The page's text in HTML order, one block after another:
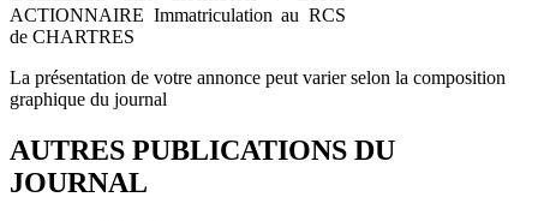
ACTIONNAIRE Immatriculation au RCS
de CHARTRES
La présentation de votre annonce peut varier selon la composition
graphique du journal
AUTRES PUBLICATIONS DU
JOURNAL